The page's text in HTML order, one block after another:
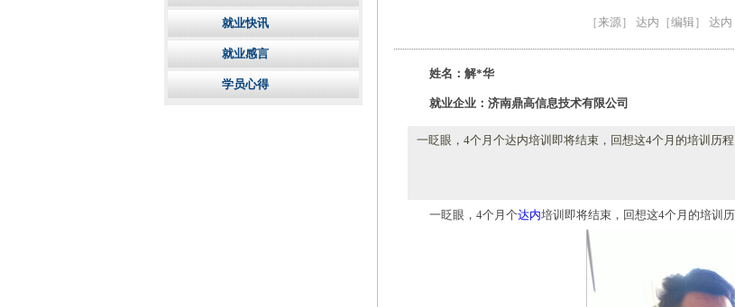
［来源］ 达内 ［编辑］ 达
姓名：解*华
就业企业：济南鼎高信息技术有限公司
一眨眼，4个月个达内培训即将结束，回想这4个月的培训历
一眨眼，4个月个达内培训即将结束，回想这4个月的培训
就业快讯
就业感言
学员心得